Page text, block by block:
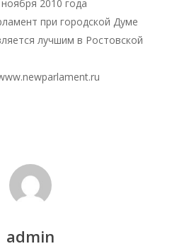
2010 года
при городской Думе
лучшим в Ростовской
admin